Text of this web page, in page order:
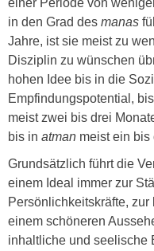
in den Grad des manas
Jahre, ist sie meist zu
Disziplin zu wünschen
hohen Idee bis in die
Empfindungspotential,
meist zwei bis drei
bis in atman meist ein bis
Grundsätzlich führt die
einem Ideal immer zur
Persönlichkeitskräfte,
einem schöneren
inhaltliche und seelische